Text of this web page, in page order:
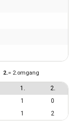
1. 2.
2.= 2.omgang
1
0
1 2